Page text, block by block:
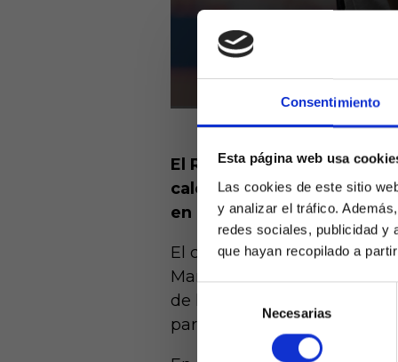
Consentimiento
Esta página web usa
Las cookies de este sitio
y analizar el tráfico.
redes sociales, publicidad y
que hayan recopilado a
consentimiento
Necesarias
mayores de
de
El Real Madrid no quiere
calendario se aprieta
en la Champions League
El club de Chamartín
Manchester City, pero
de los equipos más en
partido destacado del